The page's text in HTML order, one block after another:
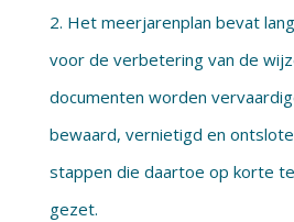
2. Het meerjarenplan bevat
voor de verbetering van de
documenten worden
bewaard, vernietigd en
stappen die daartoe op korte
gezet.